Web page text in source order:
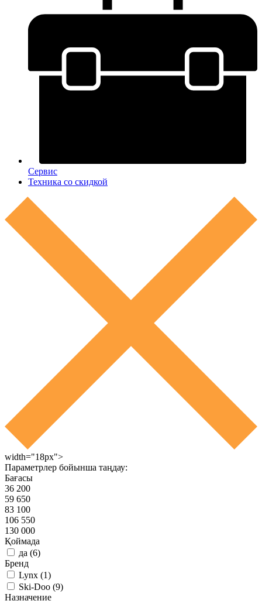
Сервис
Техника со скидкой
width="18px">
Параметрлер бойынша таңдау:
Бағасы
36 200
59 650
83 100
106 550
130 000
Қоймада
да (6)
Бренд
Lynx (1)
Ski-Doo (9)
Назначение